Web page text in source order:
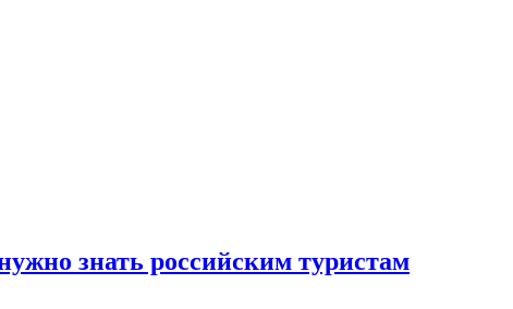
знать российским туристам